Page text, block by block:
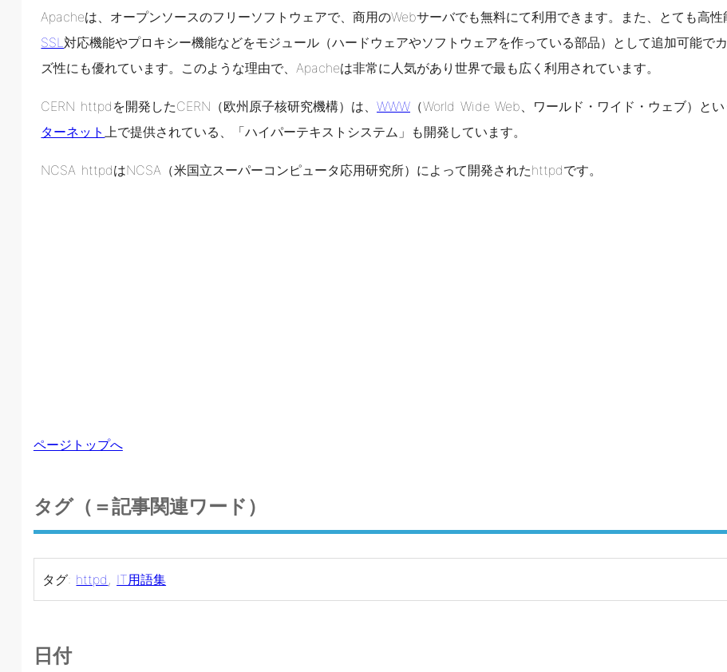
Apacheは、オープンソースのフリーソフトウェアで、商用のWebサーバでも無料にて利用できます。また、とても高性
SSL対応機能やプロキシー機能などをモジュール（ハードウェアやソフトウェアを作っている部品）として追加可能で
ズ性にも優れています。このような理由で、Apacheは非常に人気があり世界で最も広く利用されています。
CERN httpdを開発したCERN（欧州原子核研究機構）は、WWW （World Wide Web、ワールド・ワイド・ウェブ）とい
ターネット上で提供されている、「ハイパーテキストシステム」も開発しています。
NCSA httpdはNCSA（米国立スーパーコンピュータ応用研究所）によって開発されたhttpdです。
ページトップへ
タグ（＝記事関連ワード）
タグ: httpd , IT用語集
日付